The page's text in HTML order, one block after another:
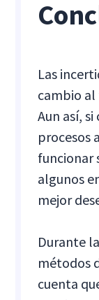
Las
cambio
Aun así,
procesos
funcionar
algunos
mejor
Durante
métodos
cuenta